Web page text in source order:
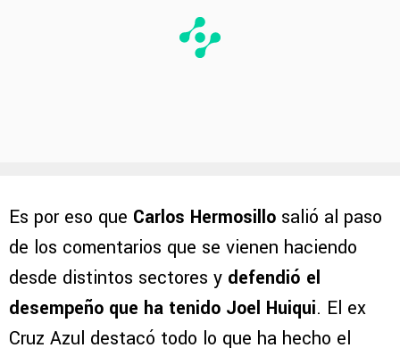
Es por eso que Carlos Hermosillo salió al paso
de los comentarios que se vienen haciendo
desde distintos sectores y defendió el
desempeño que ha tenido Joel Huiqui. El ex
Cruz Azul destacó todo lo que ha hecho el